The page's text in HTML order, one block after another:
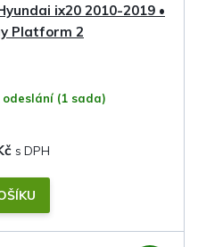
ix20 2010-2019 •
Platform 2
odeslání (1 sada)